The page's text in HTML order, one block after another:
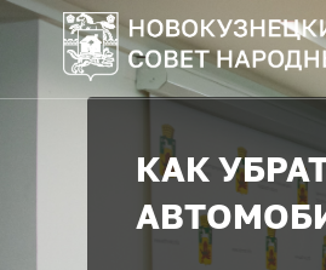
БЮДЖЕТ
– 2025